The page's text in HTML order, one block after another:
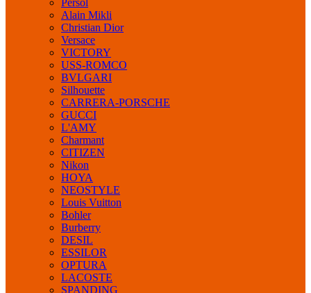
Persol
Alain Mikli
Christian Dior
Versace
VICTORY
USS-ROMCO
BVLGARI
Silhouette
CARRERA-PORSCHE
GUCCI
L'AMY
Charmant
CITIZEN
Nikon
HOYA
NEOSTYLE
Louis Vuitton
Bohler
Burberry
DESIL
ESSILOR
OPTURA
LACOSTE
SPANDING